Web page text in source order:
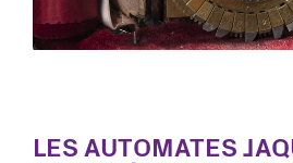
LES AUTOMATES